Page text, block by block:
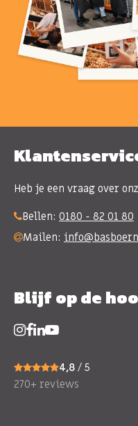
Heb je een vraag over
Bellen: 0180 - 82 01 80
Mailen:
Blijf op de
4,8 / 5
270+ reviews